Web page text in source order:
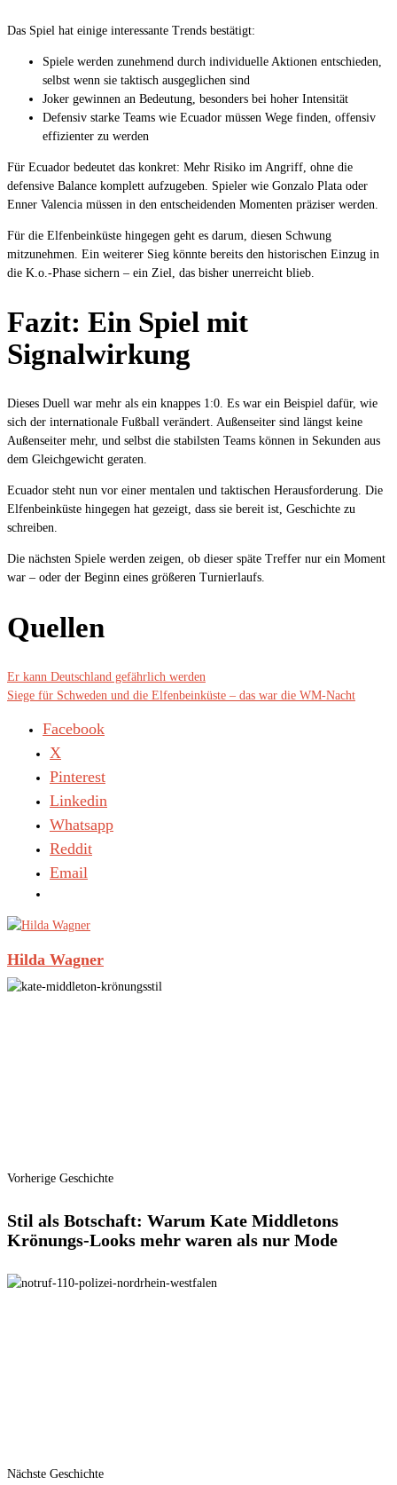
Das Spiel hat einige interessante Trends bestätigt:
Spiele werden zunehmend durch individuelle Aktionen entschieden,
selbst wenn sie taktisch ausgeglichen sind
Joker gewinnen an Bedeutung, besonders bei hoher Intensität
Defensiv starke Teams wie Ecuador müssen Wege finden, offensiv
effizienter zu werden
Für Ecuador bedeutet das konkret: Mehr Risiko im Angriff, ohne die
defensive Balance komplett aufzugeben. Spieler wie Gonzalo Plata oder
Enner Valencia müssen in den entscheidenden Momenten präziser werden.
Für die Elfenbeinküste hingegen geht es darum, diesen Schwung
mitzunehmen. Ein weiterer Sieg könnte bereits den historischen Einzug in
die K.o.-Phase sichern – ein Ziel, das bisher unerreicht blieb.
Fazit: Ein Spiel mit
Signalwirkung
Dieses Duell war mehr als ein knappes 1:0. Es war ein Beispiel dafür, wie
sich der internationale Fußball verändert. Außenseiter sind längst keine
Außenseiter mehr, und selbst die stabilsten Teams können in Sekunden aus
dem Gleichgewicht geraten.
Ecuador steht nun vor einer mentalen und taktischen Herausforderung. Die
Elfenbeinküste hingegen hat gezeigt, dass sie bereit ist, Geschichte zu
schreiben.
Die nächsten Spiele werden zeigen, ob dieser späte Treffer nur ein Moment
war – oder der Beginn eines größeren Turnierlaufs.
Quellen
Er kann Deutschland gefährlich werden
Siege für Schweden und die Elfenbeinküste – das war die WM-Nacht
Facebook
X
Pinterest
Linkedin
Whatsapp
Reddit
Email
Hilda Wagner
Vorherige Geschichte
Stil als Botschaft: Warum Kate Middletons
Krönungs-Looks mehr waren als nur Mode
Nächste Geschichte